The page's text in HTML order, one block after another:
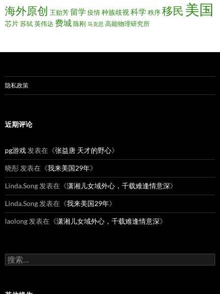
海外原创 王贻芳 留学 疫情种族歧视科学 秩序移民 美国
芯片苏轼英伟达 费城陈刚 马克思 高能物理研究所
隐私政策
近期评论
pg游戏 发表在《张益唐 天才的野心》
晓彤 发表在《我来美国29年》
Linda.Song 发表在《潇湘儿女域外心，千载难逢情意深》
Linda.Song 发表在《我来美国29年》
laolong 发表在《潇湘儿女域外心，千载难逢情意深》
搜
索：